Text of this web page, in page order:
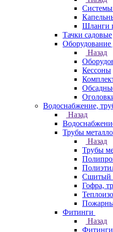
Системы
Шланги
Тачки садовые
Оборудование
Назад
Кессоны
Водоснабжение,
Назад
Трубы
Назад
Трубы
Сшитый
Гофра,
Фитинги
Назад
Фитинги